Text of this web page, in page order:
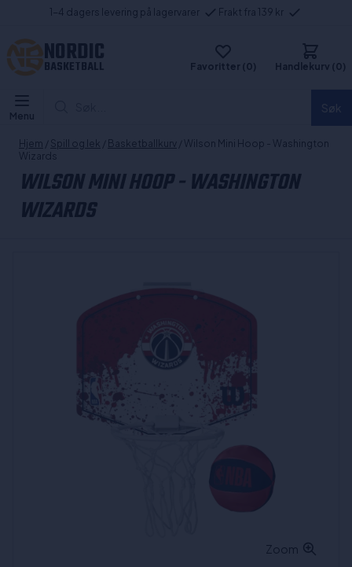
1-4 dagers levering på lagervarer Frakt fra 139 kr
NORDIC
BASKETBALL Favoritter (0) Handlekurv (0)
Menu
Hjem / Spill og lek / Basketballkurv / Wilson Mini Hoop - Washington
Wizards
WILSON MINI HOOP - WASHINGTON
WIZARDS
Zoom